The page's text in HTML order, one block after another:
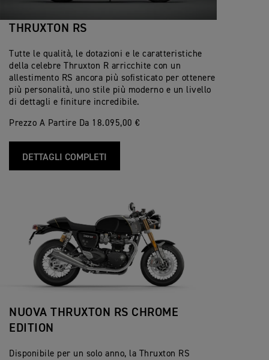
THRUXTON RS
Tutte le qualità, le dotazioni e le caratteristiche
della celebre Thruxton R arricchite con un
allestimento RS ancora più sofisticato per ottenere
più personalità, uno stile più moderno e un livello
di dettagli e finiture incredibile.
Prezzo A Partire Da 18.095,00 €
DETTAGLI COMPLETI
NUOVA THRUXTON RS CHROME
EDITION
Disponibile per un solo anno, la Thruxton RS